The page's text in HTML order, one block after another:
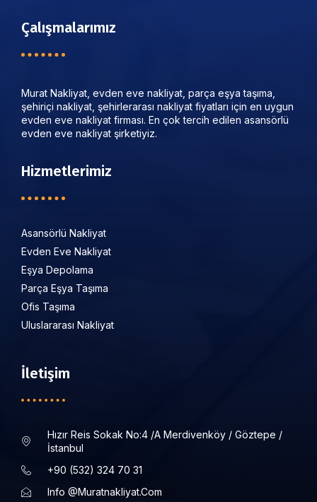
Çalışmalarımız
Murat Nakliyat, evden eve nakliyat, parça eşya taşıma,
şehiriçi nakliyat, şehirlerarası nakliyat fiyatları için en uygun
evden eve nakliyat firması. En çok tercih edilen asansörlü
evden eve nakliyat şirketiyiz.
Hizmetlerimiz
Asansörlü Nakliyat
Evden Eve Nakliyat
Eşya Depolama
Parça Eşya Taşıma
Ofis Taşıma
Uluslararası Nakliyat
İletişim
Hızır Reis Sokak No:4 /a Merdivenköy / Göztepe /
İstanbul
+90 (532) 324 70 31
Info @muratnakliyat.com